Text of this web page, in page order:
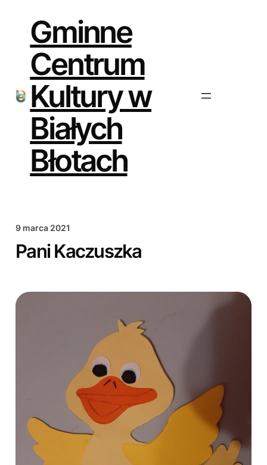
Gminne
Centrum
Kultury w
Białych
Błotach
9 marca 2021
Pani Kaczuszka